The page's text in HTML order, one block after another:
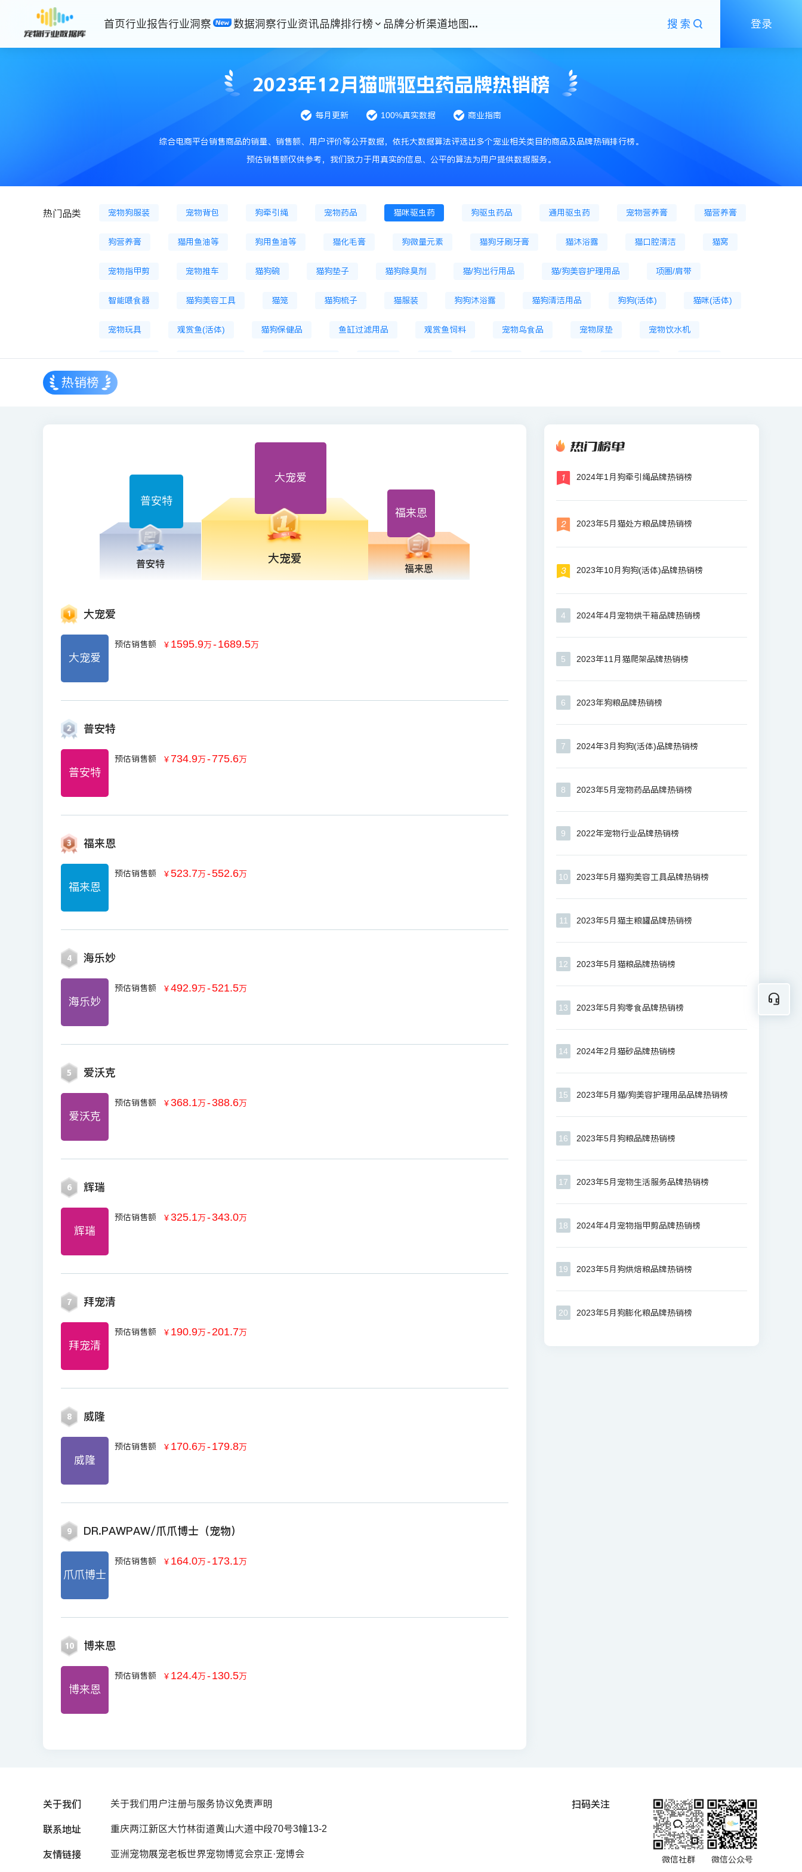
首页行业报告行业洞察 数据洞察行业资讯品牌排行榜 品牌分析渠道地图 ... 搜索 登录
2023年12月猫咪驱虫药品牌热销榜
每月更新 100%真实数据 商业指南
综合电商平台销售商品的销量、销售额、用户评价等公开数据，依托大数据算法评选出多个宠业相关类目的商品及品牌热销排行榜。
预估销售额仅供参考，我们致力于用真实的信息、公平的算法为用户提供数据服务。
热门品类
猫冷鲜粮 猫烘焙粮 猫冻干粮 猫处方粮
猫风干零食 猫零食罐头 狗零食肉条 狗饼干
宠物狗服装 宠物背包 狗牵引绳 宠物药品 猫咪驱虫药 狗驱虫药品 通用驱虫药 宠物营养膏 猫营养膏
狗营养膏 猫用鱼油等 狗用鱼油等 猫化毛膏 狗微量元素 猫狗牙刷牙膏 猫沐浴露 猫口腔清洁 猫窝
宠物指甲剪 宠物推车 猫狗碗 猫狗垫子 猫狗除臭剂 猫/狗出行用品 猫/狗美容护理用品 项圈/肩带
智能喂食器 猫狗美容工具 猫笼 猫狗梳子 猫服装 狗狗沐浴露 猫狗清洁用品 狗狗(活体) 猫咪(活体)
宠物玩具 观赏鱼(活体) 猫狗保健品 鱼缸过滤用品 观赏鱼饲料 宠物鸟食品 宠物尿垫 宠物饮水机
宠物吹水机 宠物生活服务 宠物自背包服饰 逗猫棒 猫条 宠物鞋子 狗厕所 狗口腔清洁 航空箱
猫狗床
热销榜
普安特
普安特
大宠爱
大宠爱
福来恩
福来恩
大宠爱
大宠爱
预估销售额 ￥ 1595.9万-1689.5万
普安特
普安特
预估销售额 ￥ 734.9万-775.6万
福来恩
福来恩
预估销售额 ￥523.7万-552.6万
4 海乐妙
海乐妙
预估销售额 ￥492.9万-521.5万
5 爱沃克
爱沃克
预估销售额 ￥ 368.1万-388.6万
6 辉瑞
辉瑞
预估销售额 ￥ 325.1万-343.0万
7 拜宠清
拜宠清
预估销售额 ￥ 190.9万-201.7万
8 威隆
威隆
预估销售额 ￥ 170.6万-179.8万
9 DR.PAWPAW/爪爪博士（宠物）
爪爪博士
预估销售额 ￥ 164.0万-173.1万
10 博来恩
博来恩
预估销售额 ￥ 124.4万-130.5万
热门榜单
2024年1月狗牵引绳品牌热销榜
2023年5月猫处方粮品牌热销榜
2023年10月狗狗(活体)品牌热销榜
4 2024年4月宠物烘干箱品牌热销榜
5 2023年11月猫爬架品牌热销榜
6 2023年狗粮品牌热销榜
7 2024年3月狗狗(活体)品牌热销榜
8 2023年5月宠物药品品牌热销榜
9 2022年宠物行业品牌热销榜
10 2023年5月猫狗美容工具品牌热销榜
11 2023年5月猫主粮罐品牌热销榜
12 2023年5月猫粮品牌热销榜
13 2023年5月狗零食品牌热销榜
14 2024年2月猫砂品牌热销榜
15 2023年5月猫/狗美容护理用品品牌热销榜
16 2023年5月狗粮品牌热销榜
17 2023年5月宠物生活服务品牌热销榜
18 2024年4月宠物指甲剪品牌热销榜
19 2023年5月狗烘焙粮品牌热销榜
20 2023年5月狗膨化粮品牌热销榜
关于我们 关于我们用户注册与服务协议免责声明
联系地址 重庆两江新区大竹林街道黄山大道中段70号3幢13-2
友情链接 亚洲宠物展宠老板世界宠物博览会京正·宠博会
扫码关注
微信社群 微信公众号